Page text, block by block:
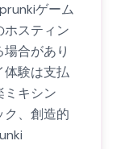
ゲーム
ホスティン
合があり
体験は支払
ミキシン
ク、創造的